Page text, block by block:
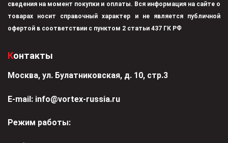
сведения на момент покупки и оплаты. Вся информация на сайте о
товарах носит справочный характер и не является публичной
офертой в соответствии с пунктом 2 статьи 437 ГК РФ
Контакты
Москва, ул. Булатниковская, д. 10, стр.3
Е-mail: info@vortex-russia.ru
Режим работы: